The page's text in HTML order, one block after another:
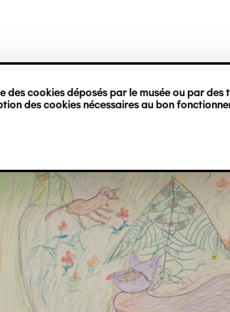
des cookies déposés par le musée ou par
des cookies nécessaires au bon